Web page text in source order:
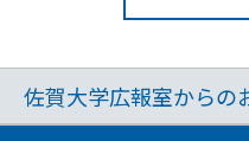
佐賀大学広報室からの